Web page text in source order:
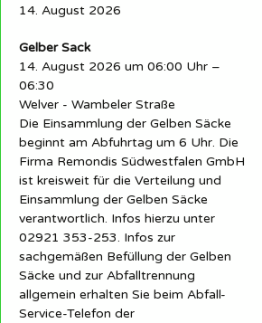
14. August 2026
Gelber Sack
14. August 2026 um 06:00 Uhr –
06:30
Welver - Wambeler Straße
Die Einsammlung der Gelben Säcke
beginnt am Abfuhrtag um 6 Uhr. Die
Firma Remondis Südwestfalen GmbH
ist kreisweit für die Verteilung und
Einsammlung der Gelben Säcke
verantwortlich. Infos hierzu unter
02921 353-253. Infos zur
sachgemäßen Befüllung der Gelben
Säcke und zur Abfalltrennung
allgemein erhalten Sie beim Abfall-
Service-Telefon der